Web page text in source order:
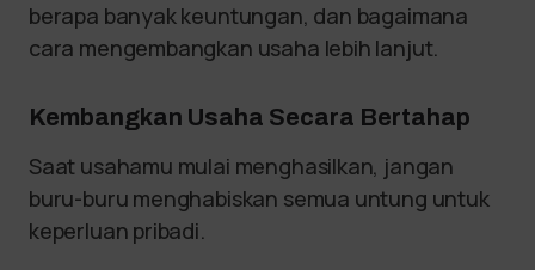
berapa banyak keuntungan, dan bagaimana
cara mengembangkan usaha lebih lanjut.
Kembangkan Usaha Secara Bertahap
Saat usahamu mulai menghasilkan, jangan
buru-buru menghabiskan semua untung untuk
keperluan pribadi.